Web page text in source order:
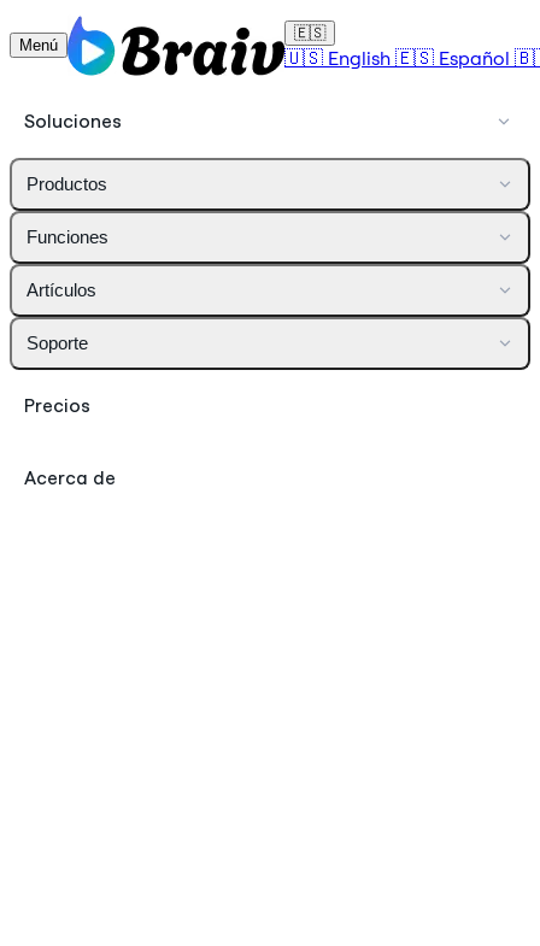
Menú
🇪🇸
🇺🇸 English 🇪🇸 Español
Soluciones
Productos
Funciones
Artículos
Soporte
Precios
Acerca de